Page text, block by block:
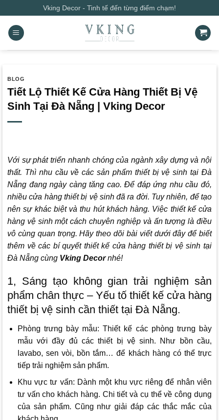
qua
nội
dung
Vking Decor - Tinh tế đến từng điểm chạm!
BLOG
Tiết Lộ Thiết Kế Cửa Hàng Thiết Bị Vệ
Sinh Tại Đà Nẵng | Vking Decor
Với sự phát triển nhanh chóng của ngành xây dựng và nội
thất. Thì nhu cầu về các sản phẩm thiết bị vệ sinh tại Đà
Nẵng đang ngày càng tăng cao. Để đáp ứng nhu cầu đó,
nhiều cửa hàng thiết bị vệ sinh đã ra đời. Tuy nhiên, để tạo
nên sự khác biệt và thu hút khách hàng. Việc thiết kế cửa
hàng vệ sinh một cách chuyên nghiệp và ấn tượng là điều
vô cùng quan trọng. Hãy theo dõi bài viết dưới đây để biết
thêm về các bí quyết thiết kế cửa hàng thiết bị vệ sinh tại
Đà Nẵng cùng Vking Decornhé!
1, Sáng tạo không gian trải nghiệm sản
phẩm chân thực – Yếu tố thiết kế cửa hàng
thiết bị vệ sinh cần thiết tại Đà Nẵng.
Phòng trưng bày mẫu: Thiết kế các phòng trưng bày
mẫu với đầy đủ các thiết bị vệ sinh. Như bồn cầu,
lavabo, sen vòi, bồn tắm… để khách hàng có thể trực
tiếp trải nghiệm sản phẩm.
Khu vực tư vấn: Dành một khu vực riêng để nhân viên
tư vấn cho khách hàng. Chi tiết và cụ thể về công dụng
của sản phẩm. Cũng như giải đáp các thắc mắc của